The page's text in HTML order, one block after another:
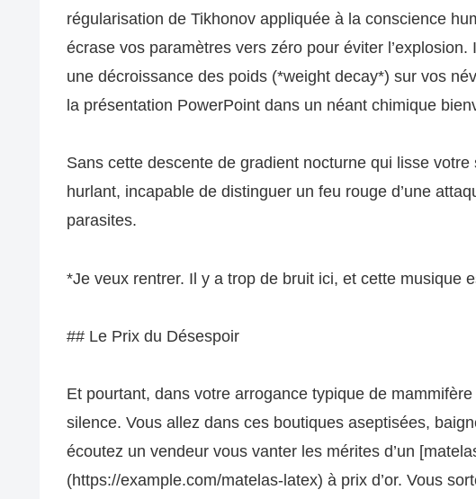
régularisation de Tikhonov appliquée à la conscience
écrase vos paramètres vers zéro pour éviter
une décroissance des poids (*weight decay*) sur vos
la présentation PowerPoint dans un néant chimique
Sans cette descente de gradient nocturne qui lisse
hurlant, incapable de distinguer un feu rouge d’une
parasites.
*Je veux rentrer. Il y a trop de bruit ici, et cette musique
## Le Prix du Désespoir
Et pourtant, dans votre arrogance typique de
silence. Vous allez dans ces boutiques aseptisées,
écoutez un vendeur vous vanter les mérites d’un
(https://example.com/matelas-latex) à prix d’or. Vous